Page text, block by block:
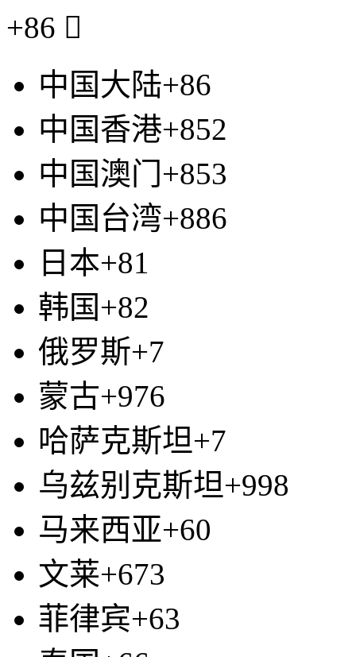
+86 
中国大陆+86
中国香港+852
中国澳门+853
中国台湾+886
日本+81
韩国+82
俄罗斯+7
蒙古+976
哈萨克斯坦+7
乌兹别克斯坦+998
马来西亚+60
文莱+673
菲律宾+63